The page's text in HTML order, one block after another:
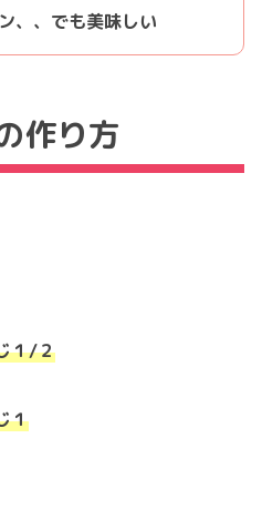
、、でも美味しい
作り方
１/２
１